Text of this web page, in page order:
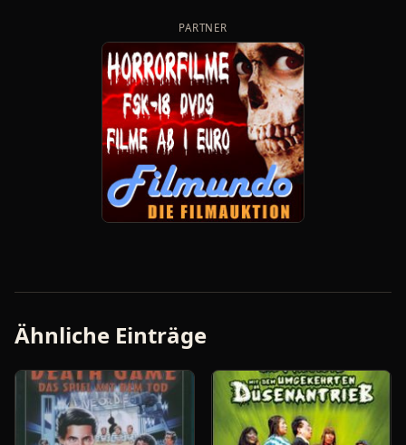
PARTNER
Ähnliche Einträge